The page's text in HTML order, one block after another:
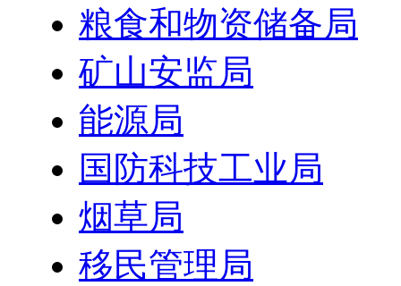
粮食和物资储备局
矿山安监局
能源局
国防科技工业局
烟草局
移民管理局